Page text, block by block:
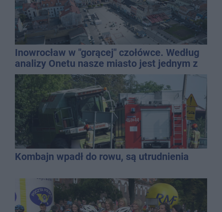
Inowrocław w "gorącej" czołówce. Według
analizy Onetu nasze miasto jest jednym z
najbardziej narażonych na upały
Kombajn wpadł do rowu, są utrudnienia